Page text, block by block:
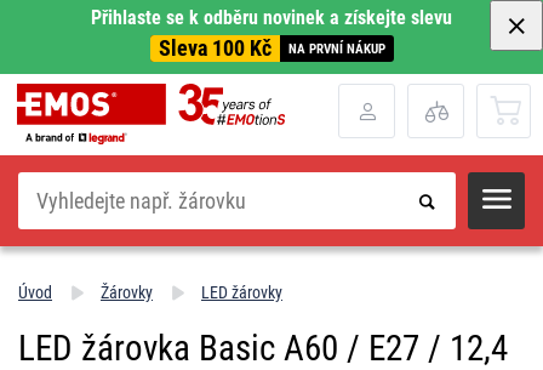
Přihlaste se k odběru novinek a získejte slevu
Sleva 100 Kč NA PRVNÍ NÁKUP
Hledat
Úvod Žárovky LED žárovky
LED žárovka Basic A60 / E27 / 12,4